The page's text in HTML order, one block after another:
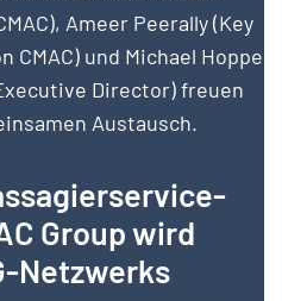
Group wird
Netzwerks